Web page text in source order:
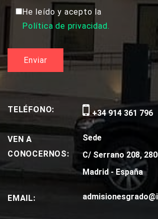
He leído y acepto la
Política de privacidad.
TELÉFONO: +34 914 361 796
VEN A
CONOCERNOS:
Sede
C/ Serrano 208,
Madrid - España
EMAIL: